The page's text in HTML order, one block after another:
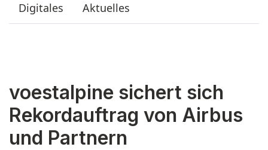
Digitales
Aktuelles
voestalpine sichert sich
Rekordauftrag von Airbus
und Partnern